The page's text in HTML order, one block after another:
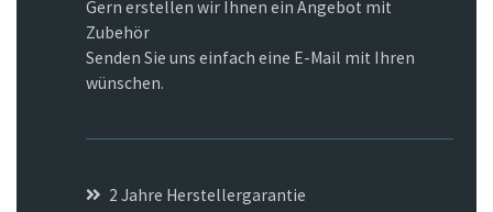
Gern erstellen wir Ihnen ein Angebot mit
Zubehör
Senden Sie uns einfach eine E-Mail mit Ihren
wünschen.
2 Jahre Herstellergarantie